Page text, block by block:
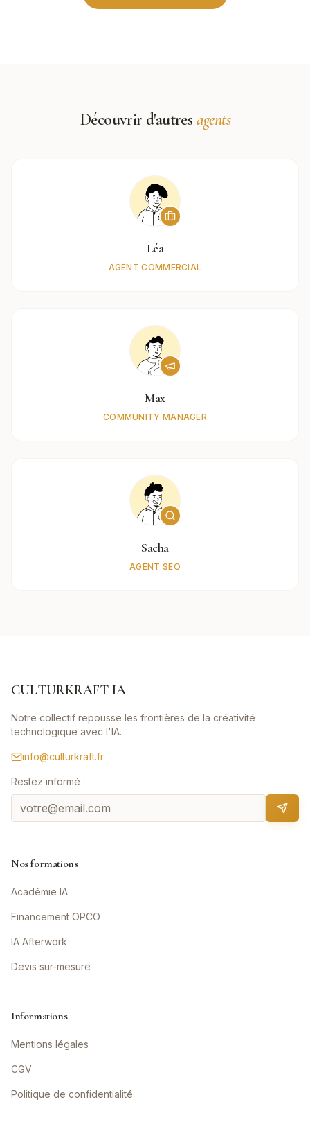
Découvrir d'autres agents
Léa
AGENT COMMERCIAL
Max
COMMUNITY MANAGER
Sacha
AGENT SEO
CULTURKRAFT IA
Notre collectif repousse les frontières de la créativité
technologique avec l'IA.
info@culturkraft.fr
Restez informé :
Nos formations
Académie IA
Financement OPCO
IA Afterwork
Devis sur-mesure
Informations
Mentions légales
CGV
Politique de confidentialité